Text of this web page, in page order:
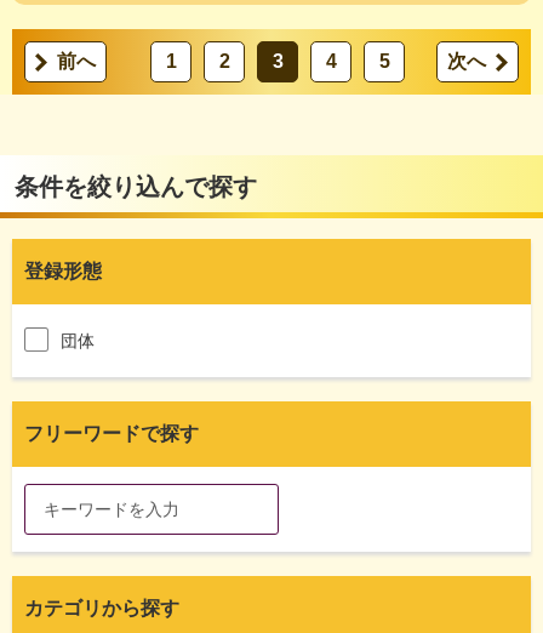
前へ 1 2 3 4 5 次へ
条件を絞り込んで探す
登録形態
団体
フリーワードで探す
カテゴリから探す